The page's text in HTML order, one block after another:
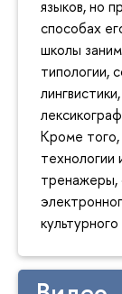
языков, но
способах
школы
типологии,
Кроме того,
тренажеры,